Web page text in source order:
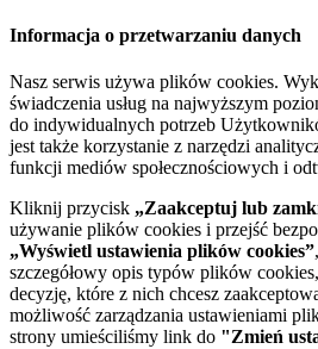
Informacja o przetwarzaniu danych
Nasz serwis używa plików cookies.
świadczenia usług na najwyższym
do indywidualnych potrzeb
jest także korzystanie z narzędzi
funkcji mediów społecznościowych i
Kliknij przycisk „Zaakceptuj lub
używanie plików cookies i przejść
„Wyświetl ustawienia plików cookies”
szczegółowy opis typów plików
decyzję, które z nich chcesz
możliwość zarządzania ustawieniami
strony umieściliśmy link do "Zmień